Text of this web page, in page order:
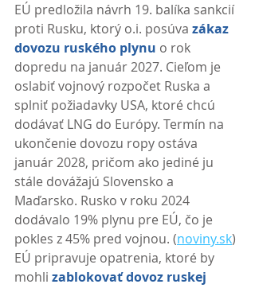
EÚ predložila návrh 19. balíka sankcií
proti Rusku, ktorý o.i. posúva zákaz
dovozu ruského plynu o rok
dopredu na január 2027. Cieľom je
oslabiť vojnový rozpočet Ruska a
splniť požiadavky USA, ktoré chcú
dodávať LNG do Európy. Termín na
ukončenie dovozu ropy ostáva
január 2028, pričom ako jediné ju
stále dovážajú Slovensko a
Maďarsko. Rusko v roku 2024
dodávalo 19% plynu pre EÚ, čo je
pokles z 45% pred vojnou. (noviny.sk)
EÚ pripravuje opatrenia, ktoré by
mohli zablokovať dovoz ruskej